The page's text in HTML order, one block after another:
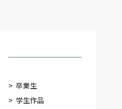
> 卒業生
> 学生作品